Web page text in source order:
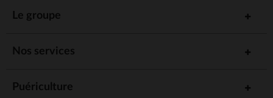
Le groupe
Nos services
Puériculture